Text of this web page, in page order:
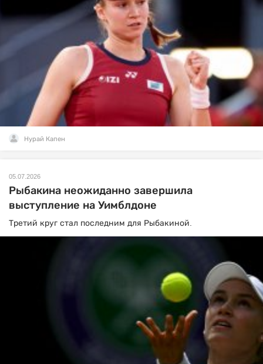
Нурай Капен
05.07.2026
Рыбакина неожиданно завершила
выступление на Уимблдоне
Третий круг стал последним для Рыбакиной.